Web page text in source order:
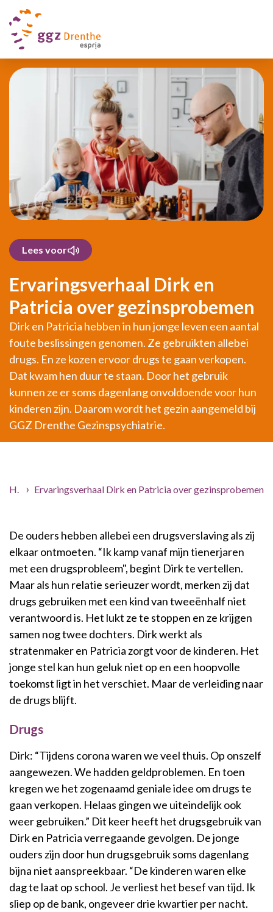
Lees voor
Ervaringsverhaal Dirk en
Patricia over gezinsprobemen
Dirk en Patricia hebben in hun jonge leven een aantal
foute beslissingen genomen. Ze gebruikten allebei
drugs. En ze kozen ervoor drugs te gaan verkopen.
Dat kwam hen duur te staan. Door het gebruik
kunnen ze er soms dagenlang onvoldoende voor hun
kinderen zijn. Daarom wordt het gezin aangemeld bij
GGZ Drenthe Gezinspsychiatrie.
Hulp voor jou Ervaringsverhalen
Ervaringsverhaal Dirk en Patricia over gezinsprobemen
De ouders hebben allebei een drugsverslaving als zij
elkaar ontmoeten. “Ik kamp vanaf mijn tienerjaren
met een drugsprobleem", begint Dirk te vertellen.
Maar als hun relatie serieuzer wordt, merken zij dat
drugs gebruiken met een kind van tweeënhalf niet
verantwoord is. Het lukt ze te stoppen en ze krijgen
samen nog twee dochters. Dirk werkt als
stratenmaker en Patricia zorgt voor de kinderen. Het
jonge stel kan hun geluk niet op en een hoopvolle
toekomst ligt in het verschiet. Maar de verleiding naar
de drugs blijft.
Drugs
Dirk: “Tijdens corona waren we veel thuis. Op onszelf
aangewezen. We hadden geldproblemen. En toen
kregen we het zogenaamd geniale idee om drugs te
gaan verkopen. Helaas gingen we uiteindelijk ook
weer gebruiken.” Dit keer heeft het drugsgebruik van
Dirk en Patricia verregaande gevolgen. De jonge
ouders zijn door hun drugsgebruik soms dagenlang
bijna niet aanspreekbaar. “De kinderen waren elke
dag te laat op school. Je verliest het besef van tijd. Ik
sliep op de bank, ongeveer drie kwartier per nacht.